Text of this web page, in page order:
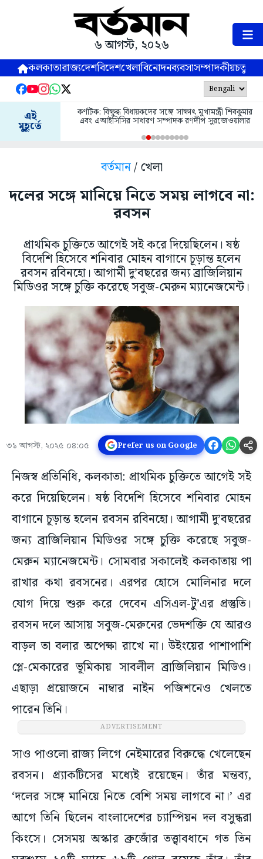
৬ আগস্ট, ২০২৬
কলকাতারাজ্যদেশবিদেশখেলাবিনোদনব্যবসাসম্পাদকীয়
এই
মুহূর্তে
কর্ণাটক: বিক্ষুব্ধ বিধায়কদের সঙ্গে সাক্ষাৎ মুখ্যমন্ত্রী শিবকুমার
এবং এআইসিসির সাধারণ সম্পাদক রণদীপ সুরজেওয়ালার
বর্তমান/ খেলা
দলের সঙ্গে মানিয়ে নিতে সময় লাগবে না:
রবসন
প্রাথমিক চুক্তিতে আগেই সই করে দিয়েছিলেন। ষষ্ঠ
বিদেশি হিসেবে শনিবার মোহন বাগানে চূড়ান্ত হলেন
রবসন রবিনহো। আগামী দু’বছরের জন্য ব্রাজিলিয়ান
মিডিওর সঙ্গে চুক্তি করেছে সবুজ-মেরুন ম্যানেজমেন্ট।
৩১ আগস্ট, ২০২৫ ০৪:০৫ Prefer us on Google
নিজস্ব প্রতিনিধি, কলকাতা: প্রাথমিক চুক্তিতে আগেই সই
করে দিয়েছিলেন। ষষ্ঠ বিদেশি হিসেবে শনিবার মোহন
বাগানে চূড়ান্ত হলেন রবসন রবিনহো। আগামী দু’বছরের
জন্য ব্রাজিলিয়ান মিডিওর সঙ্গে চুক্তি করেছে সবুজ-
মেরুন ম্যানেজমেন্ট। সোমবার সকালেই কলকাতায় পা
রাখার কথা রবসনের। এরপর হোসে মোলিনার দলে
যোগ দিয়ে শুরু করে দেবেন এসিএল-টু’এর প্রস্তুতি।
রবসন দলে আসায় সবুজ-মেরুনের ভেদশক্তি যে আরও
বাড়ল তা বলার অপেক্ষা রাখে না। উইংয়ের পাশাপাশি
প্লে-মেকারের ভূমিকায় সাবলীল ব্রাজিলিয়ান মিডিও।
এছাড়া প্রয়োজনে নাম্বার নাইন পজিশনেও খেলতে
পারেন তিনি।
ADVERTISEMENT
সাও পাওলো রাজ্য লিগে নেইমারের বিরুদ্ধে খেলেছেন
রবসন। প্র্যাকটিসের মধ্যেই রয়েছেন। তাঁর মন্তব্য,
‘দলের সঙ্গে মানিয়ে নিতে বেশি সময় লাগবে না।’ এর
আগে তিনি ছিলেন বাংলাদেশের চ্যাম্পিয়ন দল বসুন্ধরা
কিংসে। সেসময় অস্কার ব্রুজোঁর তত্ত্বাবধানে গত তিন